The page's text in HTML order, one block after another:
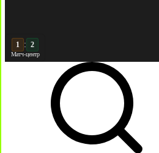
2 : 2
Матч-центр